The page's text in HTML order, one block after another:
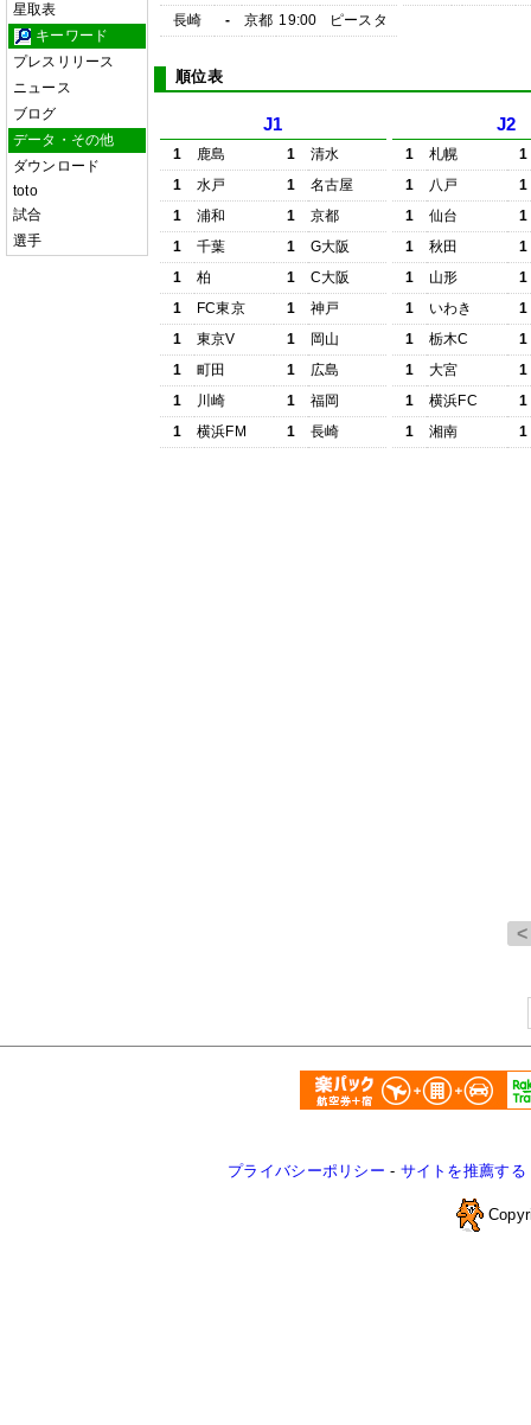
星取表
キーワード
プレスリリース
ニュース
ブログ
データ・その他
ダウンロード
toto
試合
選手
長崎
- 京都 19:00 ピースタ
順位表
J1
1 鹿島 1
清水
1
水戸 1
名古屋
1
浦和 1
京都
1
千葉 1
G大阪
1
柏 1
C大阪
1
FC東京 1
神戸
1
東京V 1
岡山
1
町田 1
広島
1
川崎 1
福岡
1
横浜FM 1 長崎
J2
1 札幌
1
1
八戸
1
1
仙台
1
1
秋田
1
1
山形
1
1
いわき
1
1
栃木C
1
1
大宮
1
1
横浜FC
1
1
湘南 1
プライバシーポリシー - サイトを推薦する